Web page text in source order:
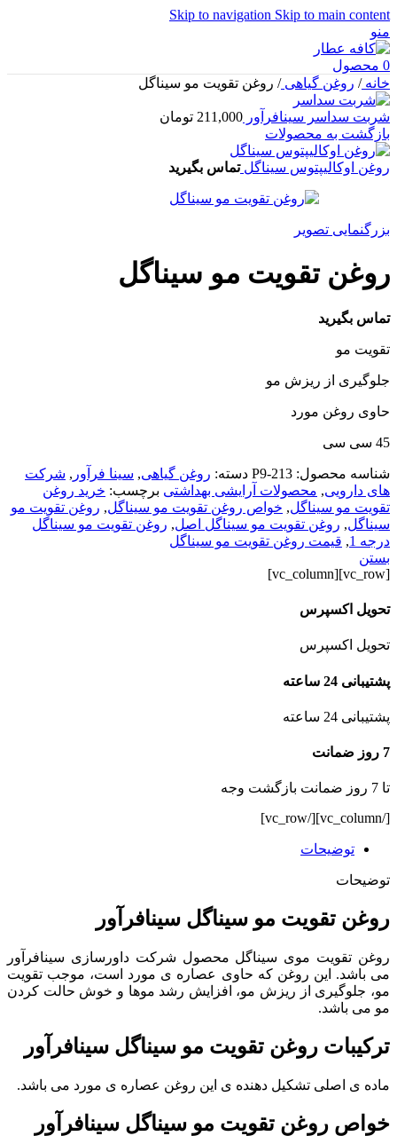
Skip to navigation Skip to main content
منو
0 محصول
خانه/ روغن گیاهی/ روغن تقویت مو سیناگل
شربت سداسر سینافرآور 211,000 تومان
بازگشت به محصولات
روغن اوکالیپتوس سیناگلتماس بگیرید
بزرگنمایی تصویر
روغن تقویت مو سیناگل
تماس بگیرید
تقویت مو
جلوگیری از ریزش مو
حاوی روغن مورد
45 سی سی
شناسه محصول: P9-213 دسته: روغن گیاهی, سینا فرآور , شرکت
های دارویی, محصولات آرایشی بهداشتی برچسب: خرید روغن
تقویت مو سیناگل, خواص روغن تقویت مو سیناگل, روغن تقویت مو
سیناگل, روغن تقویت مو سیناگل اصل, روغن تقویت مو سیناگل
درجه 1
, قیمت روغن تقویت مو سیناگل
بستن
[vc_row][vc_column]
تحویل اکسپرس
تحویل اکسپرس
پشتیبانی 24 ساعته
پشتیبانی 24 ساعته
7 روز ضمانت
تا 7 روز ضمانت بازگشت وجه
[/vc_column][/vc_row]
توضیحات
توضیحات
روغن تقویت مو سیناگل سینافرآور
روغن تقویت موی سیناگل محصول شرکت داورسازی سینافرآور
می باشد. این روغن که حاوی عصاره ی مورد است، موجب تقویت
مو، جلوگیری از ریزش مو، افزایش رشد موها و خوش حالت کردن
مو می باشد.
ترکیبات روغن تقویت مو سیناگل سینافرآور
ماده ی اصلی تشکیل دهنده ی این روغن عصاره ی مورد می باشد.
خواص روغن تقویت مو سیناگل سینافرآور